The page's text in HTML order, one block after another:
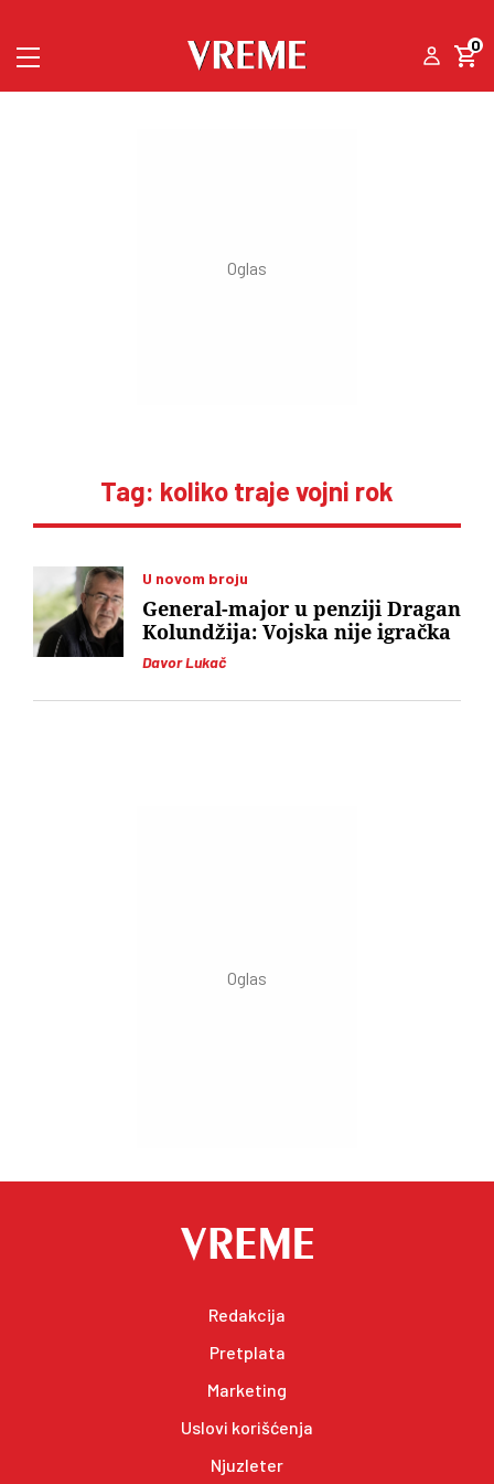
0
Tag: koliko traje vojni rok
U novom broju
Davor Lukač
General-major u penziji Dragan
Kolundžija: Vojska nije igračka
Redakcija
Pretplata
Marketing
Uslovi korišćenja
Njuzleter